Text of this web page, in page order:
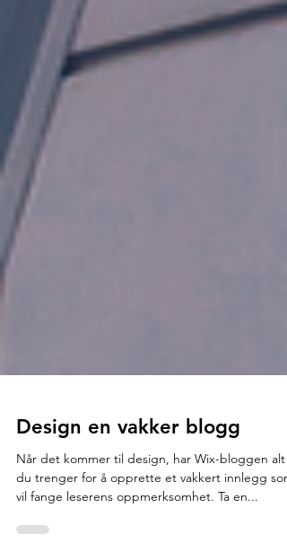
Design en vakker blogg
Når det kommer til design, har Wix-bloggen alt